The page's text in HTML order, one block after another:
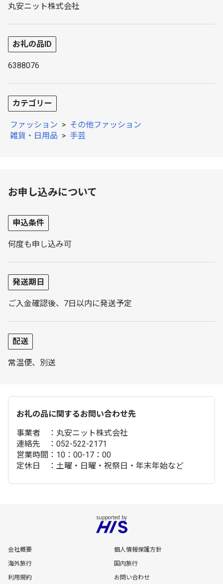
丸安ニット株式会社
お礼の品ID
6388076
カテゴリー
ファッション > その他ファッション
雑貨・日用品 > 手芸
お申し込みについて
申込条件
何度も申し込み可
発送期日
ご入金確認後、7日以内に発送予定
配送
常温便、別送
お礼の品に関するお問い合わせ先
事業者 ：丸安ニット株式会社
連絡先 ：052-522-2171
営業時間：10：00-17：00
定休日 ：土曜・日曜・祝祭日・年末年始など
会社概要
個人情報保護方針
海外旅行
国内旅行
利用規約
お問い合わせ